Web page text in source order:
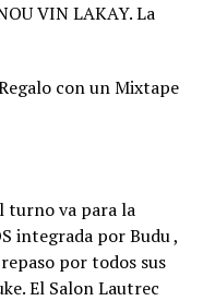
VIN LAKAY. La
con un Mixtape
turno va para la
integrada por Budu ,
por todos sus
El Salon Lautrec